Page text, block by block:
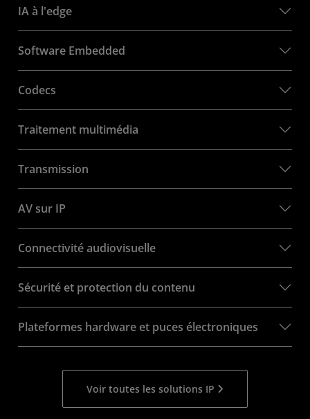
IA à l'edge
Software Embedded
Codecs
Traitement multimédia
Transmission
AV sur IP
Connectivité audiovisuelle
Sécurité et protection du contenu
Plateformes hardware et puces électroniques
Voir toutes les solutions IP